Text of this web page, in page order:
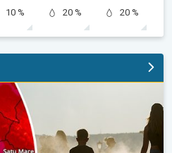
10 %
20 %
20 %
à 40°C. Canicule Europe de